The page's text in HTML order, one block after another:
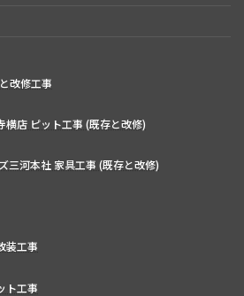
改修工事
横店 ピット工事 (既存と改修)
三河本社 家具工事 (既存と改修)
装工事
ト工事